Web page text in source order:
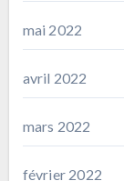
mai 2022
avril 2022
mars 2022
février 2022